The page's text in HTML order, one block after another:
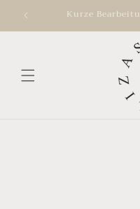
zum
Kurze